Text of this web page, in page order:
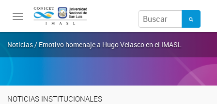
Toggle
navigation
Noticias / Emotivo homenaje a Hugo Velasco en el IMASL
NOTICIAS INSTITUCIONALES